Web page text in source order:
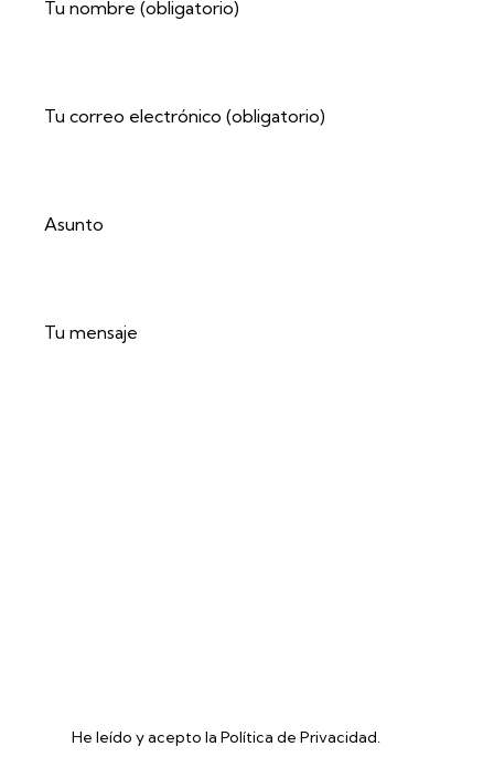
Tu nombre (obligatorio)
Tu correo electrónico (obligatorio)
Asunto
Tu mensaje
He leído y acepto la Política de Privacidad.